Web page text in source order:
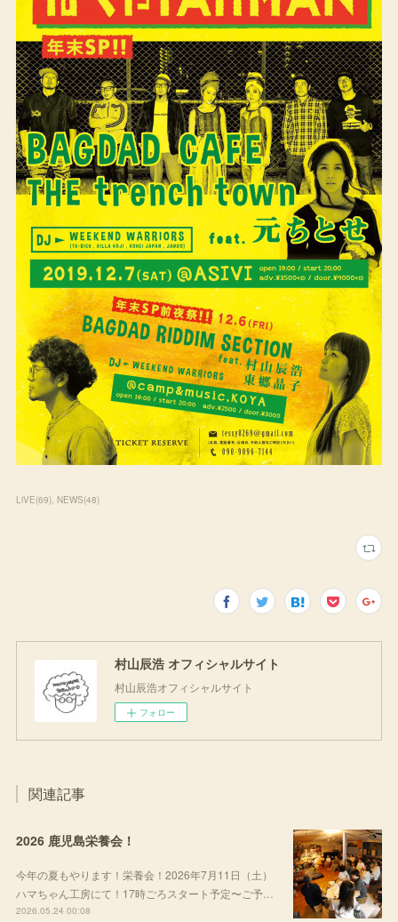
LiVE(69) NEWS(48)
村山辰浩 オフィシャルサイト
村山辰浩オフィシャルサイト
フォロー
関連記事
2026 鹿児島栄養会！
今年の夏もやります！栄養会！2026年7月11日（土）
ハマちゃん工房にて！17時ごろスタート予定〜ご予…
2026.05.24 00:08